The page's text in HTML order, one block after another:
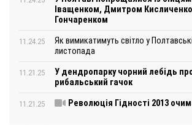
Іващенком, Дмитром
Гончаренком
11.24.25
Як вимикатимуть світло у
листопада
11.21.25
У дендропарку чорний лебідь
рибальський гачок
11.21.25 Революція Гідності 2013